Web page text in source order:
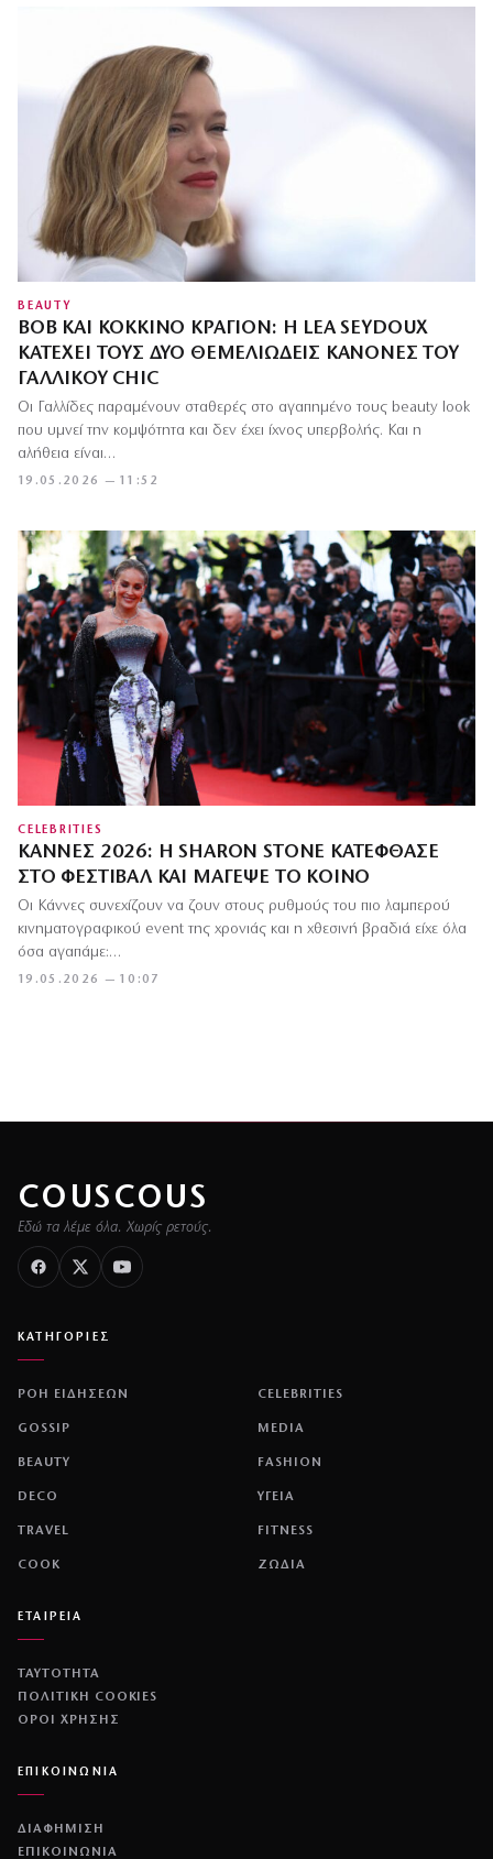
BEAUTY
BOB ΚΑΙ ΚΌΚΚΙΝΟ ΚΡΑΓΙΌΝ: Η LEA SEYDOUX
ΚΑΤΈΧΕΙ ΤΟΥΣ ΔΎΟ ΘΕΜΕΛΙΏΔΕΙΣ ΚΑΝΌΝΕΣ ΤΟΥ
ΓΑΛΛΙΚΟΎ CHIC
19.05.2026 — 11:52
Οι Γαλλίδες παραμένουν σταθερές στο αγαπημένο τους beauty look
που υμνεί την κομψότητα και δεν έχει ίχνος υπερβολής. Και η
αλήθεια είναι…
CELEBRITIES
ΚΆΝΝΕΣ 2026: Η SHARON STONE ΚΑΤΈΦΘΑΣΕ
ΣΤΟ ΦΕΣΤΙΒΆΛ ΚΑΙ ΜΆΓΕΨΕ ΤΟ ΚΟΙΝΌ
19.05.2026 — 10:07
Οι Κάννες συνεχίζουν να ζουν στους ρυθμούς του πιο λαμπερού
κινηματογραφικού event της χρονιάς και η χθεσινή βραδιά είχε όλα
όσα αγαπάμε:…
COUSCOUS
Εδώ τα λέμε όλα. Χωρίς ρετούς.
ΚΑΤΗΓΟΡΙΕΣ
ΡΟΗ ΕΙΔΗΣΕΩΝ CELEBRITIES
GOSSIP MEDIA
BEAUTY FASHION
DECO ΥΓΕΙΑ
TRAVEL FITNESS
COOK ΖΩΔΙΑ
ΕΤΑΙΡΕΙΑ
ΤΑΥΤΟΤΗΤΑ
ΠΟΛΙΤΙΚΉ COOKIES
ΌΡΟΙ ΧΡΉΣΗΣ
ΕΠΙΚΟΙΝΩΝΙΑ
ΔΙΑΦΗΜΙΣΗ
ΕΠΙΚΟΙΝΩΝΙΑ